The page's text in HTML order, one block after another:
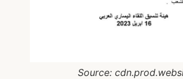
Source: